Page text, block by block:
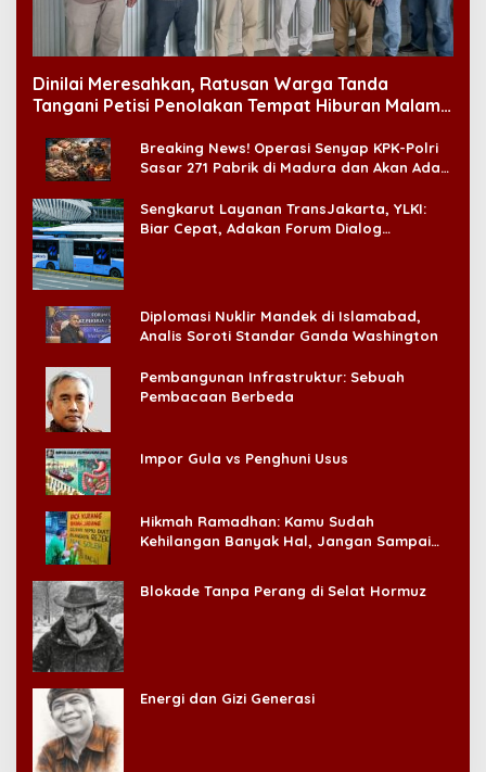
Dinilai Meresahkan, Ratusan Warga Tanda
Tangani Petisi Penolakan Tempat Hiburan Malam
Breaking News! Operasi Senyap KPK-Polri
Sasar 271 Pabrik di Madura dan Akan Ada
Sengkarut Layanan TransJakarta, YLKI:
Biar Cepat, Adakan Forum Dialog
Diplomasi Nuklir Mandek di Islamabad,
Analis Soroti Standar Ganda Washington
Pembangunan Infrastruktur: Sebuah
Pembacaan Berbeda
Impor Gula vs Penghuni Usus
Hikmah Ramadhan: Kamu Sudah
Kehilangan Banyak Hal, Jangan Sampai
Blokade Tanpa Perang di Selat Hormuz
Energi dan Gizi Generasi